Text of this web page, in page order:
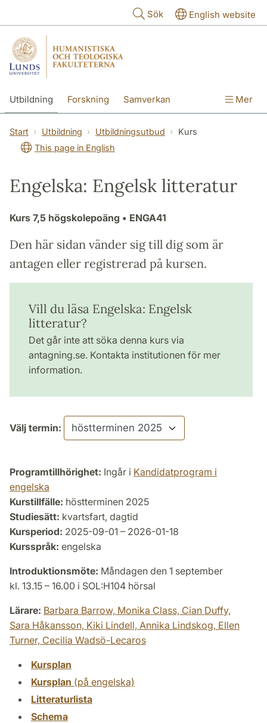
Sök English website
Utbildning Forskning Samverkan Mer
Start Utbildning Utbildningsutbud
Kurs
This page in English
Engelska: Engelsk litteratur
Kurs 7,5 högskolepoäng • ENGA41
Den här sidan vänder sig till dig som är
antagen eller registrerad på kursen.
Vill du läsa Engelska: Engelsk
litteratur?
Det går inte att söka denna kurs via
antagning.se. Kontakta institutionen för mer
information.
Välj termin:
Programtillhörighet: Ingår i Kandidatprogram i
engelska
Kurstillfälle: höstterminen 2025
Studiesätt: kvartsfart, dagtid
Kursperiod: 2025-09-01 – 2026-01-18
Kursspråk: engelska
Introduktionsmöte: Måndagen den 1 september
kl. 13.15 – 16.00 i SOL:H104 hörsal
Lärare: Barbara Barrow, Monika Class, Cian Duffy,
Sara Håkansson, Kiki Lindell, Annika Lindskog, Ellen
Turner, Cecilia Wadsö-Lecaros
Kursplan
Kursplan (på engelska)
Litteraturlista
Schema